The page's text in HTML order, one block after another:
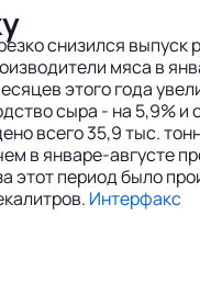
снизился выпуск
мяса в
этого года
сыра - на 5,9% и
всего 35,9 тыс.
в январе-августе
этот период было
Интерфакс